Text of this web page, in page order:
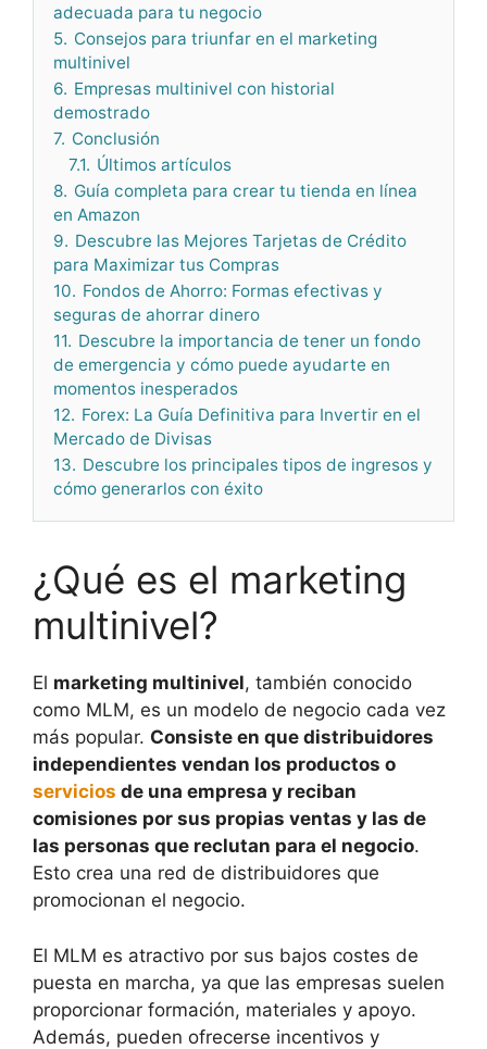
adecuada para tu negocio
5. Consejos para triunfar en el marketing
multinivel
6. Empresas multinivel con historial
demostrado
7. Conclusión
7.1. Últimos artículos
8. Guía completa para crear tu tienda en línea
en Amazon
9. Descubre las Mejores Tarjetas de Crédito
para Maximizar tus Compras
10. Fondos de Ahorro: Formas efectivas y
seguras de ahorrar dinero
11. Descubre la importancia de tener un fondo
de emergencia y cómo puede ayudarte en
momentos inesperados
12. Forex: La Guía Definitiva para Invertir en el
Mercado de Divisas
13. Descubre los principales tipos de ingresos y
cómo generarlos con éxito
¿Qué es el marketing
multinivel?
El marketing multinivel, también conocido
como MLM, es un modelo de negocio cada vez
más popular. Consiste en que distribuidores
independientes vendan los productos o
servicios de una empresa y reciban
comisiones por sus propias ventas y las de
las personas que reclutan para el negocio.
Esto crea una red de distribuidores que
promocionan el negocio.
El MLM es atractivo por sus bajos costes de
puesta en marcha, ya que las empresas suelen
proporcionar formación, materiales y apoyo.
Además, pueden ofrecerse incentivos y